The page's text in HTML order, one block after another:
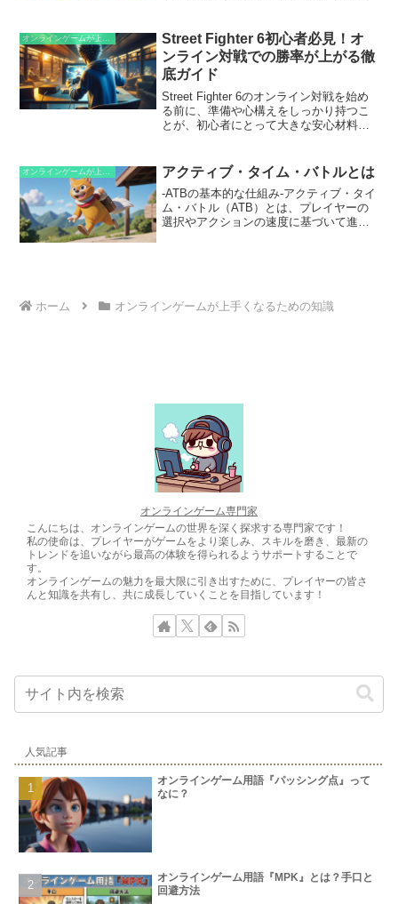
レーティングシステムで楽しむことがで
きます。たとえば、PlayStationでリリー
スされたゲームが後にNintendo Switchに
移植される場合があります。移植は、よ
り広い аудитории にリーチしたり、グラ
フィックやパフォーマンスを向上させた
り、プラットフォーム独自の機能を活用
したりするために利用されます。
オンラインゲームが上手くなるための知識
Street Fighter 6初心者必見！オ
ンライン対戦での勝率が上がる徹
底ガイド
Street Fighter 6のオンライン対戦を始め
る前に、準備や心構えをしっかり持つこ
とが、初心者にとって大きな安心材料に
う。
アクティブ・タイム・バトルとは
-ATBの基本的な仕組み-アクティブ・タイ
ム・バトル（ATB）とは、プレイヤーの
選択やアクションの速度に基づいて進行
な点の1つは、ゲージがリアルタイムで進
ックに行動できます。さらに、ATBゲー
ジの進行速度は、キャラクターの敏捷性
ステータスによって決まります。 敏捷性
の高いキャラクターは、ゲージがより速
く進行し、より頻繁に行動できます。ま
た、ATBゲージに影響を与えるアイテム
やアビリティもあります。これらのアイ
テムやアビリティを活用することで、プ
レイヤーはバトルのテンポや戦略を調整
できます。
ホーム オンラインゲームが上手くなるための知識
オンラインゲーム専門家
こんにちは、オンラインゲームの世界を深く探求する専門家です！
私の使命は、プレイヤーがゲームをより楽しみ、スキルを磨き、最新の
トレンドを追いながら最高の体験を得られるようサポートすることで
す。
オンラインゲームの魅力を最大限に引き出すために、プレイヤーの皆さ
んと知識を共有し、共に成長していくことを目指しています！
人気記事
オンラインゲーム用語『パッシング点』って
なに？
オンラインゲーム用語『MPK』とは？手口と
回避方法